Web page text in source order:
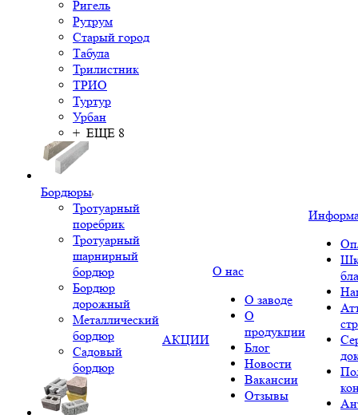
Ригель
Рутрум
Старый город
Табула
Трилистник
ТРИО
Туртур
Урбан
+ ЕЩЕ 8
Бордюры
Тротуарный
поребрик
Тротуарный
шарнирный
бордюр
Бордюр
дорожный
Металлический
бордюр
Садовый
бордюр
АКЦИИ
О нас
О заводе
О
продукции
Блог
Новости
Вакансии
Отзывы